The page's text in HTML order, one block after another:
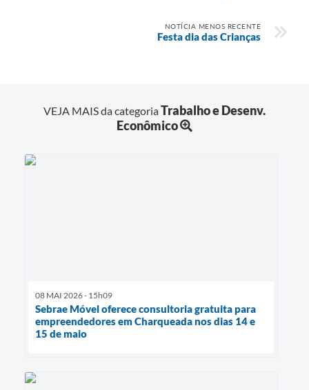
NOTÍCIA MENOS RECENTE
Festa dia das Crianças
VEJA MAIS da categoriaTrabalho e Desenv.
Econômico
08 MAI 2026 - 15h09
Sebrae Móvel oferece consultoria gratuita para
empreendedores em Charqueada nos dias 14 e
15 de maio